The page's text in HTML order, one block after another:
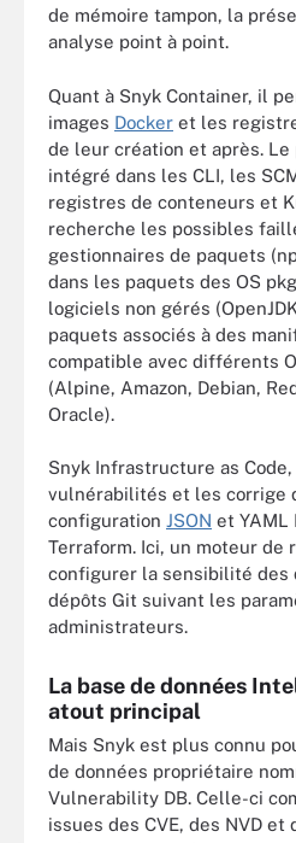
de mémoire tampon, la
analyse point à point.
Quant à Snyk Container, il
images Docker et les
de leur création et après.
intégré dans les CLI, les
registres de conteneurs et
recherche les possibles
gestionnaires de paquets
dans les paquets des OS
logiciels non gérés
paquets associés à des
compatible avec différents
(Alpine, Amazon, Debian,
Oracle).
Snyk Infrastructure as
vulnérabilités et les corrige
configuration JSON et YAML
Terraform. Ici, un moteur de
configurer la sensibilité des
dépôts Git suivant les
administrateurs.
La base de données
atout principal
Mais Snyk est plus connu
de données propriétaire
Vulnerability DB. Celle-ci
issues des CVE, des NVD et